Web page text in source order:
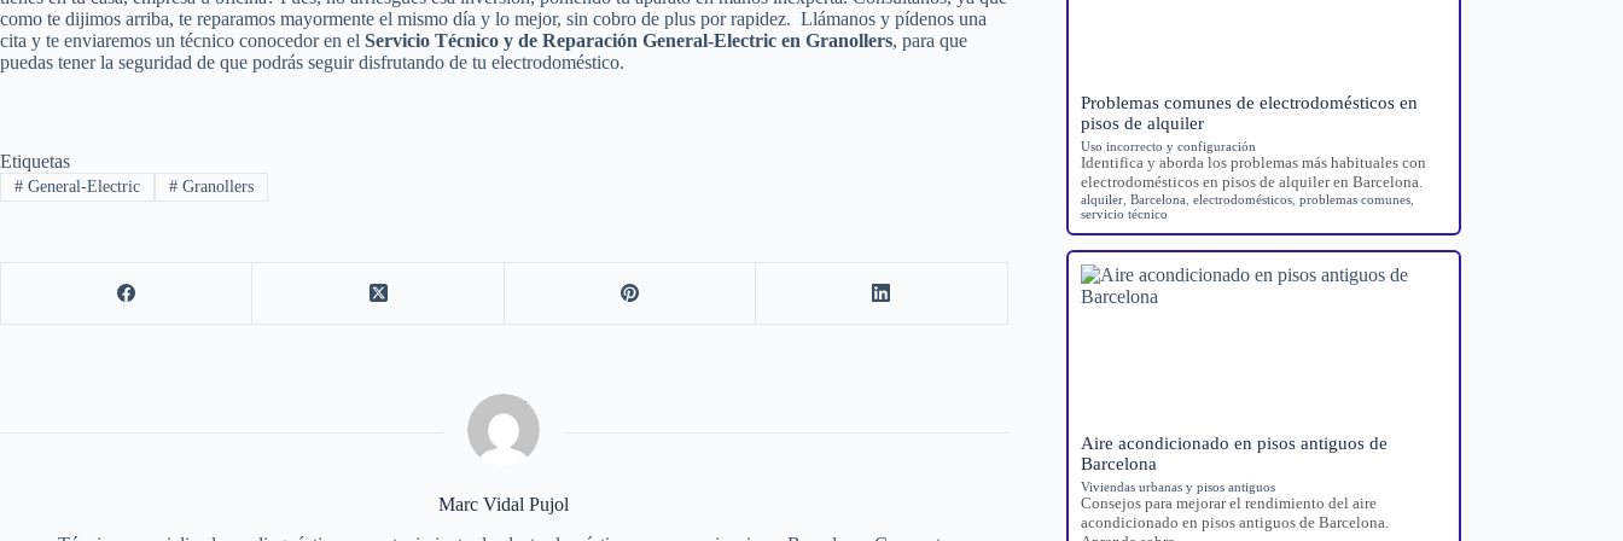
como te dijimos arriba, te reparamos mayormente el mismo día y lo mejor, sin cobro de plus por rapidez. Llámanos y pídenos una
cita y te enviaremos un técnico conocedor en el Servicio Técnico y de Reparación General-Electric en Granollers, para que
puedas tener la seguridad de que podrás seguir disfrutando de tu electrodoméstico.
Etiquetas
#General-Electric #Granollers
Marc Vidal Pujol
Problemas comunes de electrodomésticos en
pisos de alquiler
Uso incorrecto y configuración
Identifica y aborda los problemas más habituales con
electrodomésticos en pisos de alquiler en Barcelona.
alquiler ,Barcelona ,electrodomésticos ,problemas comunes
servicio técnico
Aire acondicionado en pisos antiguos de
Barcelona
Viviendas urbanas y pisos antiguos
Consejos para mejorar el rendimiento del aire
acondicionado en pisos antiguos de Barcelona.